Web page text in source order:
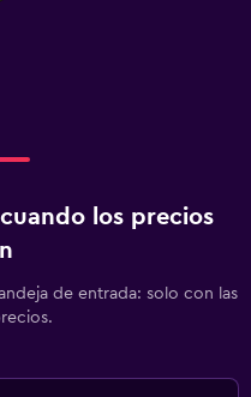
los precios
de entrada: solo con las